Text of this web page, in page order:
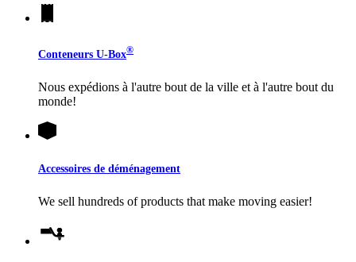
Conteneurs U-Box®
Nous expédions à l'autre bout de la ville et à l'autre bout du
monde!
Accessoires de déménagement
We sell hundreds of products that make moving easier!